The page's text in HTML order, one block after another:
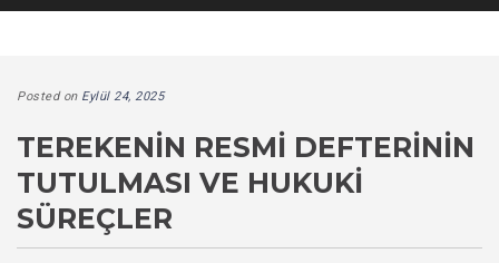
Posted on Eylül 24, 2025
TEREKENIN RESMI DEFTERININ
TUTULMASI VE HUKUKI
SÜREÇLER